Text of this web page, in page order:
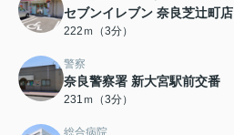
セブンイレブン 奈良芝辻町店
222ｍ（3分）
警察
奈良警察署 新大宮駅前交番
231ｍ（3分）
総合病院